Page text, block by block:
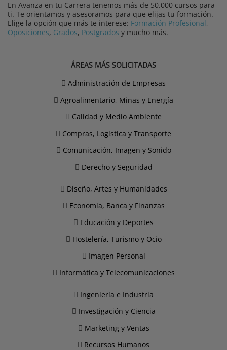
En Avanza en tu Carrera tenemos más de 50.000 cursos para
ti. Te orientamos y asesoramos para que elijas tu formación.
Elige la opción que más te interese: Formación Profesional,
Oposiciones, Grados, Postgrados y mucho más.
ÁREAS MÁS SOLICITADAS
Administración de Empresas
Agroalimentario, Minas y Energía
Calidad y Medio Ambiente
Compras, Logística y Transporte
Comunicación, Imagen y Sonido
Derecho y Seguridad
Diseño, Artes y Humanidades
Economía, Banca y Finanzas
Educación y Deportes
Hostelería, Turismo y Ocio
Imagen Personal
Informática y Telecomunicaciones
Ingeniería e Industria
Investigación y Ciencia
Marketing y Ventas
Recursos Humanos